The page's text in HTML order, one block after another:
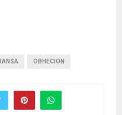
OBHECION